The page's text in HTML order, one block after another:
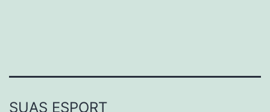
SUAS ESPORT